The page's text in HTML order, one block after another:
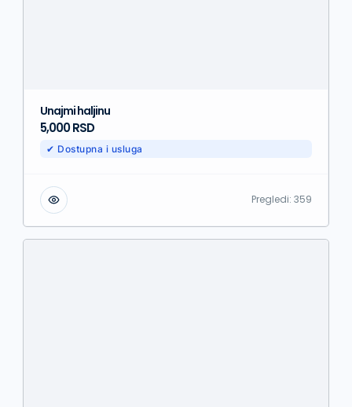
Unajmi haljinu
5,000 RSD
✔ Dostupna i usluga
Pregledi: 359